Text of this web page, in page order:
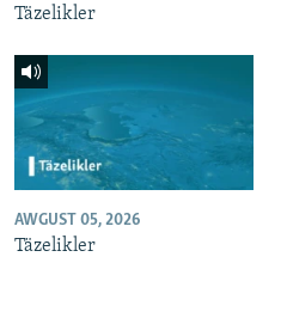
Täzelikler
AWGUST 05, 2026
Täzelikler